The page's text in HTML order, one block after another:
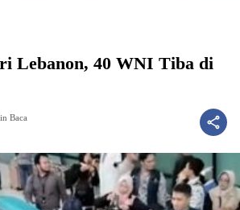
Lebanon, 40 WNI Tiba di
Baca